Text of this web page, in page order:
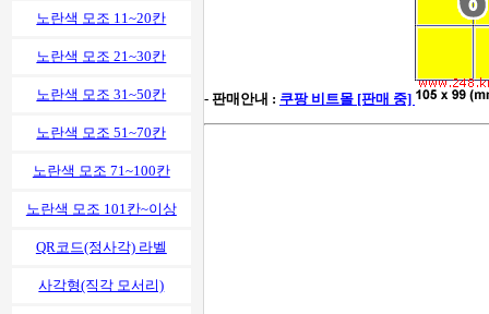
노란색 모조 11~20칸
노란색 모조 21~30칸
노란색 모조 31~50칸
노란색 모조 51~70칸
노란색 모조 71~100칸
노란색 모조 101칸~이상
QR코드(정사각) 라벨
사각형(직각 모서리)
- 판매안내 : 쿠팡 비트몰 [판매 중]